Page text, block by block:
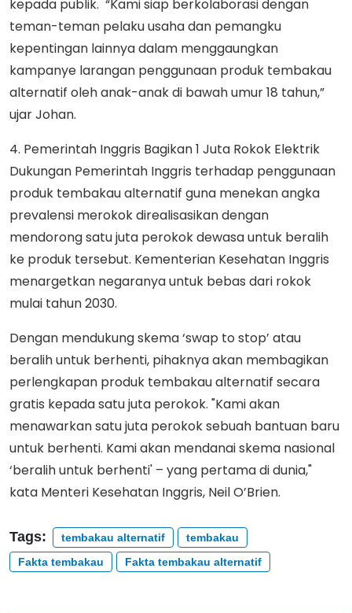
kepada publik. “Kami siap berkolaborasi dengan
teman-teman pelaku usaha dan pemangku
kepentingan lainnya dalam menggaungkan
kampanye larangan penggunaan produk tembakau
alternatif oleh anak-anak di bawah umur 18 tahun,”
ujar Johan.
4. Pemerintah Inggris Bagikan 1 Juta Rokok Elektrik
Dukungan Pemerintah Inggris terhadap penggunaan
produk tembakau alternatif guna menekan angka
prevalensi merokok direalisasikan dengan
mendorong satu juta perokok dewasa untuk beralih
ke produk tersebut. Kementerian Kesehatan Inggris
menargetkan negaranya untuk bebas dari rokok
mulai tahun 2030.
Dengan mendukung skema ‘swap to stop’ atau
beralih untuk berhenti, pihaknya akan membagikan
perlengkapan produk tembakau alternatif secara
gratis kepada satu juta perokok. "Kami akan
menawarkan satu juta perokok sebuah bantuan baru
untuk berhenti. Kami akan mendanai skema nasional
‘beralih untuk berhenti' – yang pertama di dunia,"
kata Menteri Kesehatan Inggris, Neil O’Brien.
Tags: tembakau alternatif
tembakau
Fakta tembakau
Fakta tembakau alternatif